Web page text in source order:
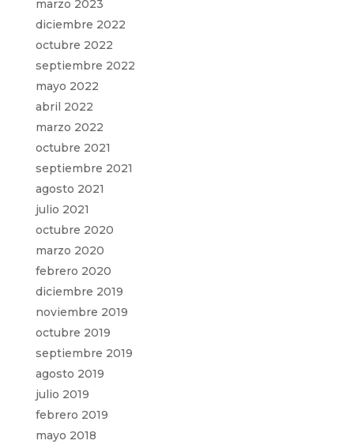
marzo 2023
diciembre 2022
octubre 2022
septiembre 2022
mayo 2022
abril 2022
marzo 2022
octubre 2021
septiembre 2021
agosto 2021
julio 2021
octubre 2020
marzo 2020
febrero 2020
diciembre 2019
noviembre 2019
octubre 2019
septiembre 2019
agosto 2019
julio 2019
febrero 2019
mayo 2018